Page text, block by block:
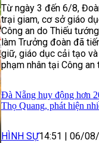
Từ ngày 3 đến 6/8,
trại giam, cơ sở giáo
Công an do Thiếu
làm Trưởng đoàn đã
giữ, giáo dục cải tạo
phạm nhân tại Công an
Đà Nẵng huy động hơn
Thọ Quang, phát hiện
HÌNH SỰ14:51 | 06/